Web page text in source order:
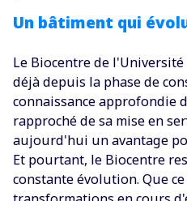
Un bâtiment qui
Le Biocentre de l'Université
déjà depuis la phase de
connaissance approfondie
rapproché de sa mise en
aujourd'hui un avantage
Et pourtant, le Biocentre
constante évolution. Que